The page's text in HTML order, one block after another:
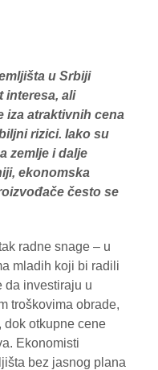
u Srbiji
interesa, ali
iza atraktivnih cena
rizici. Iako su
zemlje i dalje
ekonomska
često se
radne snage – u
mladih koji bi radili
da investiraju u
troškovima obrade,
dok otkupne cene
Ekonomisti
bez jasnog plana